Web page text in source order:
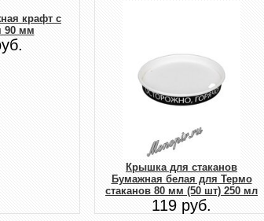
крафт с
90 мм
Крышка для стаканов
Бумажная белая для Термо
стаканов 80 мм (50 шт) 250 мл
119 руб.